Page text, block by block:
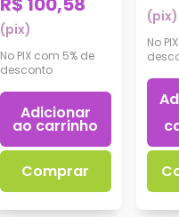
(pix)
No PIX com 5% de
desconto
Adicionar
ao carrinho
Comprar
(pix)
No